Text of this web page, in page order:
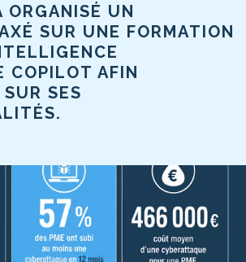
ORGANISÉ UN
SUR UNE FORMATION
COPILOT AFIN
SUR SES